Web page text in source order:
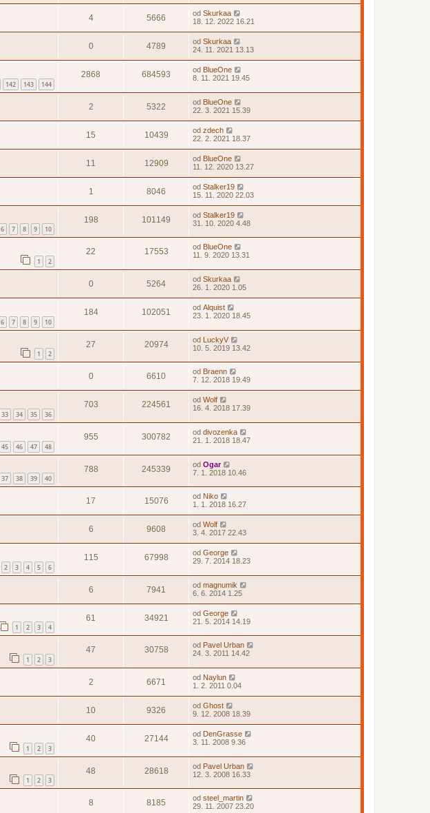
4 5666 od Skurkaa
18. 12. 2022 16.21
0 4789 od Skurkaa
24. 11. 2021 13.13
142 143 144
2868 684593 od BlueOne
8. 11. 2021 19.45
2 5322 od BlueOne
22. 3. 2021 15.39
15 10439 od zdech
22. 2. 2021 18.37
11 12909 od BlueOne
11. 12. 2020 13.27
1 8046 od Stalker19
15. 11. 2020 22.03
6 7 8 9 10
198 101149 od Stalker19
31. 10. 2020 4.48
1 2
22 17553 od BlueOne
11. 9. 2020 13.31
0 5264 od Skurkaa
26. 1. 2020 1.05
6 7 8 9 10
184 102051 od Alquist
23. 1. 2020 18.45
1 2
27 20974 od LuckyV
10. 5. 2019 13.42
0 6610 od Braenn
7. 12. 2018 19.49
33 34 35 36
703 224561 od Wolf
16. 4. 2018 17.39
45 46 47 48
955 300782 od divozenka
21. 1. 2018 18.47
37 38 39 40
788 245339 od Ogar
7. 1. 2018 10.46
17 15076 od Niko
1. 1. 2018 16.27
6 9608 od Wolf
3. 4. 2017 22.43
2 3 4 5 6
115 67998 od George
29. 7. 2014 18.23
6 7941 od magnumik
6. 6. 2014 1.25
1 2 3 4
61 34921 od George
21. 5. 2014 14.19
1 2 3
47 30758 od Pavel Urban
24. 3. 2011 14.42
2 6671 od Naylun
1. 2. 2011 0.04
10 9326 od Ghost
9. 12. 2008 18.39
1 2 3
40 27144 od DenGrasse
3. 11. 2008 9.36
1 2 3
48 28618 od Pavel Urban
12. 3. 2008 16.33
8 8185 od steel_martin
29. 11. 2007 23.20